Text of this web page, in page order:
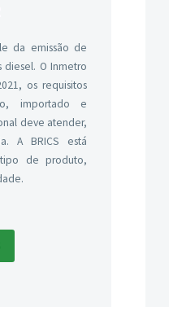
da emissão de
diesel. O Inmetro
os requisitos
importado e
deve atender,
A BRICS está
de produto,